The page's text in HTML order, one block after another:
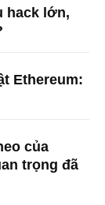
hack lớn,
Ethereum:
của
trọng đã